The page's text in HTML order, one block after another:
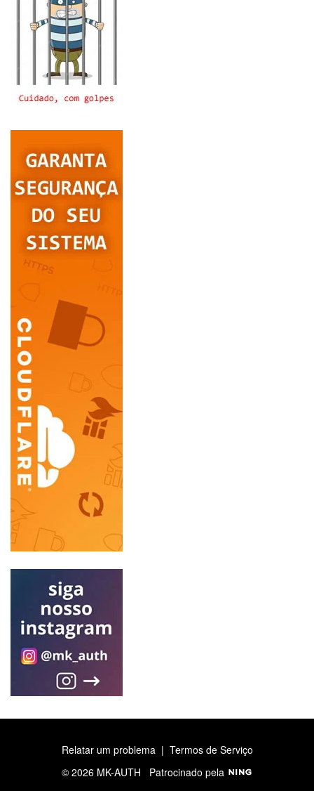
Relatar um problema| Termos de Serviço
© 2026 MK-AUTH Patrocinado pela